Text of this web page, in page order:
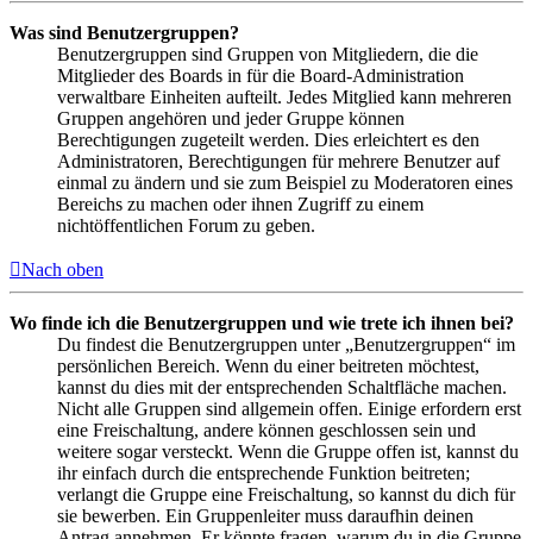
Was sind Benutzergruppen?
Benutzergruppen sind Gruppen von Mitgliedern, die die
Mitglieder des Boards in für die Board-Administration
verwaltbare Einheiten aufteilt. Jedes Mitglied kann mehreren
Gruppen angehören und jeder Gruppe können
Berechtigungen zugeteilt werden. Dies erleichtert es den
Administratoren, Berechtigungen für mehrere Benutzer auf
einmal zu ändern und sie zum Beispiel zu Moderatoren eines
Bereichs zu machen oder ihnen Zugriff zu einem
nichtöffentlichen Forum zu geben.
Nach oben
Wo finde ich die Benutzergruppen und wie trete ich ihnen bei?
Du findest die Benutzergruppen unter „Benutzergruppen“ im
persönlichen Bereich. Wenn du einer beitreten möchtest,
kannst du dies mit der entsprechenden Schaltfläche machen.
Nicht alle Gruppen sind allgemein offen. Einige erfordern erst
eine Freischaltung, andere können geschlossen sein und
weitere sogar versteckt. Wenn die Gruppe offen ist, kannst du
ihr einfach durch die entsprechende Funktion beitreten;
verlangt die Gruppe eine Freischaltung, so kannst du dich für
sie bewerben. Ein Gruppenleiter muss daraufhin deinen